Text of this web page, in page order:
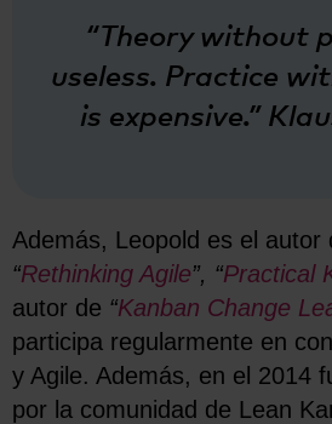
“Theory without
useless. Practice
is expensive.”
Además, Leopold es el autor
“Rethinking Agile”, “Practical
autor de “Kanban Change
participa regularmente en
y Agile. Además, en el 2014
por la comunidad de Lean